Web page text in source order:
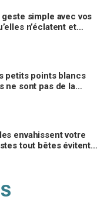
geste simple avec vos
n’éclatent et
petits points blancs
ne sont pas de la
envahissent votre
tout bêtes évitent